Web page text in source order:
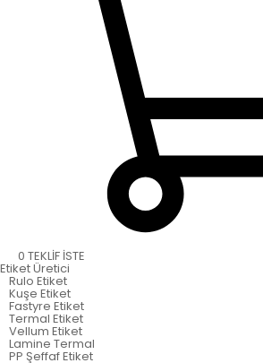
0 TEKLİF İSTE
EtiketÜretici
Rulo Etiket
Kuşe Etiket
Fastyre Etiket
Termal Etiket
Vellum Etiket
Lamine Termal
PP Şeffaf Etiket